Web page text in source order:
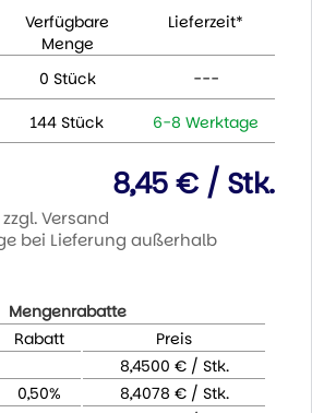
Verfügbare
Menge
Lieferzeit*
0 Stück ---
144 Stück 6-8 Werktage
8,45 € / Stk.
Versand
bei Lieferung außerhalb
Mengenrabatte
Rabatt
Preis
8,4500 € / Stk.
0,50%
8,4078 € / Stk.